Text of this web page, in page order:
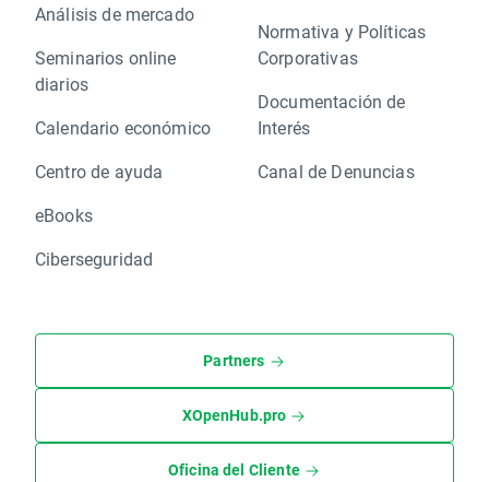
Análisis de mercado
Seminarios online
diarios
Calendario económico
Centro de ayuda
eBooks
Ciberseguridad
Normativa y Políticas
Corporativas
Documentación de
Interés
Canal de Denuncias
Partners
XOpenHub.pro
Oficina del Cliente